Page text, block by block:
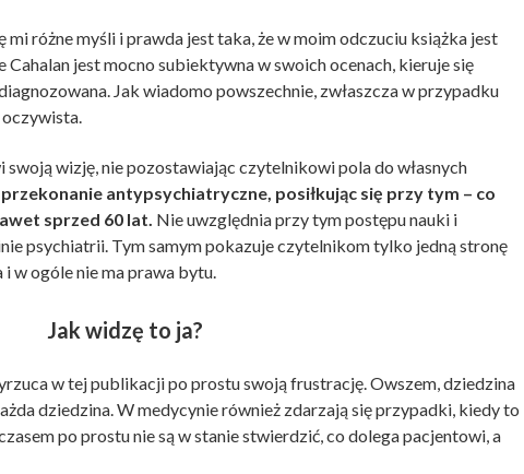
mi różne myśli i prawda jest taka, że w moim odczuciu książka jest
Cahalan jest mocno subiektywna w swoich ocenach, kieruje się
Jak wiadomo powszechnie, zwłaszcza w przypadku
wizję, nie pozostawiając czytelnikowi pola do własnych
przekonanie antypsychiatryczne, posiłkując się przy tym – co
sprzed 60 lat. Nie uwzględnia przy tym postępu nauki i
psychiatrii. Tym samym pokazuje czytelnikom tylko jedną stronę
i w ogóle nie ma prawa bytu.
Jak widzę to ja?
w tej publikacji po prostu swoją frustrację. Owszem, dziedzina
dziedzina. W medycynie również zdarzają się przypadki, kiedy to
po prostu nie są w stanie stwierdzić, co dolega pacjentowi, a